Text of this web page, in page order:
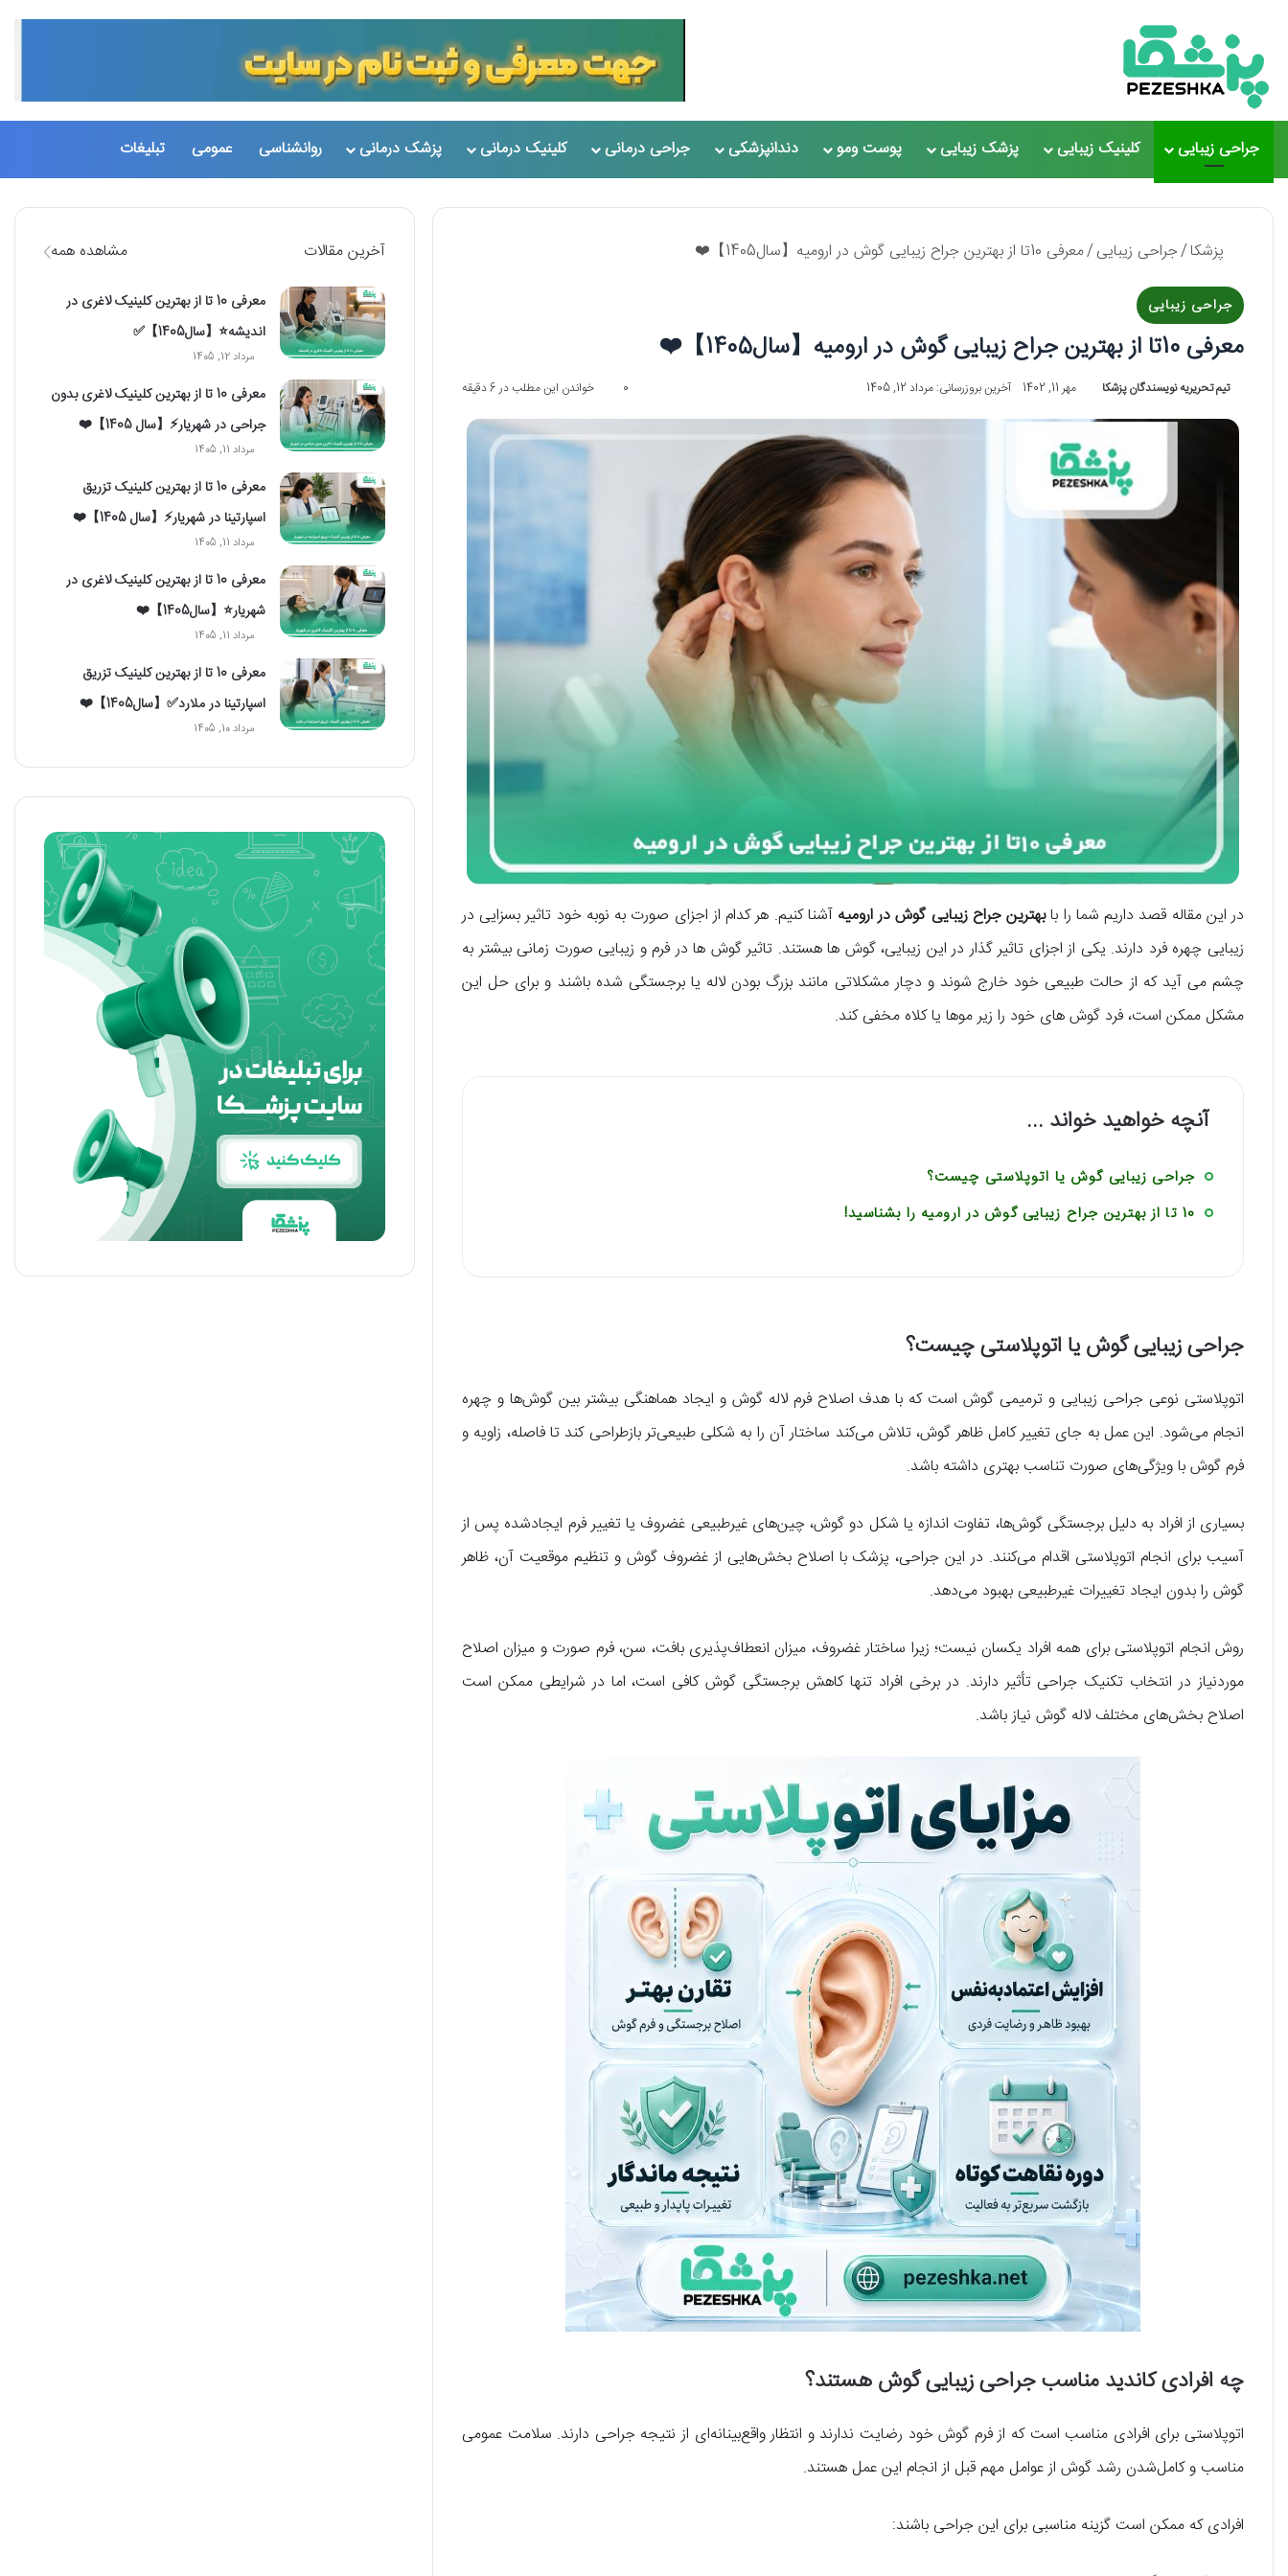
جراحی زیبایی کلینیک زیبایی پزشک زیبایی پوست ومو دندانپزشکی جراحی درمانی کلینیک درمانی پزشک درمانی روانشناسی عمومی تبلیغات
پزشکا/جراحی زیبایی/معرفی 10تا از بهترین جراح زیبایی گوش در ارومیه【سال1405】❤️
جراحی زیبایی
معرفی 10تا از بهترین جراح زیبایی گوش در ارومیه【سال1405】❤️
تیم تحریریه نویسندگان پزشکا مهر 11, 1402 آخرین بروزرسانی: مرداد 12, 1405 0 خواندن این مطلب در 6 دقیقه
در این مقاله قصد داریم شما را بابهترین جراح زیبایی گوش در ارومیه آشنا کنیم. هر کدام از اجزای صورت به نوبه خود تاثیر بسزایی در
زیبایی چهره فرد دارند. یکی از اجزای تاثیر گذار در این زیبایی، گوش ها هستند. تاثیر گوش ها در فرم و زیبایی صورت زمانی بیشتر به
چشم می آید که از حالت طبیعی خود خارج شوند و دچار مشکلاتی مانند بزرگ بودن لاله یا برجستگی شده باشند و برای حل این
مشکل ممکن است، فرد گوش های خود را زیر موها یا کلاه مخفی کند.
آنچه خواهید خواند ...
جراحی زیبایی گوش یا اتوپلاستی چیست؟
10 تا از بهترین جراح زیبایی گوش در ارومیه را بشناسید!
جراحی زیبایی گوش یا اتوپلاستی چیست؟
اتوپلاستی نوعی جراحی زیبایی و ترمیمی گوش است که با هدف اصلاح فرم لاله گوش و ایجاد هماهنگی بیشتر بین گوش‌ها و چهره
انجام می‌شود. این عمل به جای تغییر کامل ظاهر گوش، تلاش می‌کند ساختار آن را به شکلی طبیعی‌تر بازطراحی کند تا فاصله، زاویه و
فرم گوش با ویژگی‌های صورت تناسب بهتری داشته باشد.
بسیاری از افراد به دلیل برجستگی گوش‌ها، تفاوت اندازه یا شکل دو گوش، چین‌های غیرطبیعی غضروف یا تغییر فرم ایجادشده پس از
آسیب برای انجام اتوپلاستی اقدام می‌کنند. در این جراحی، پزشک با اصلاح بخش‌هایی از غضروف گوش و تنظیم موقعیت آن، ظاهر
گوش را بدون ایجاد تغییرات غیرطبیعی بهبود می‌دهد.
روش انجام اتوپلاستی برای همه افراد یکسان نیست؛ زیرا ساختار غضروف، میزان انعطاف‌پذیری بافت، سن، فرم صورت و میزان اصلاح
موردنیاز در انتخاب تکنیک جراحی تأثیر دارند. در برخی افراد تنها کاهش برجستگی گوش کافی است، اما در شرایطی ممکن است
اصلاح بخش‌های مختلف لاله گوش نیاز باشد.
چه افرادی کاندید مناسب جراحی زیبایی گوش هستند؟
اتوپلاستی برای افرادی مناسب است که از فرم گوش خود رضایت ندارند و انتظار واقع‌بینانه‌ای از نتیجه جراحی دارند. سلامت عمومی
مناسب و کامل‌شدن رشد گوش از عوامل مهم قبل از انجام این عمل هستند.
افرادی که ممکن است گزینه مناسبی برای این جراحی باشند:
آخرین مقالات مشاهده همه
معرفی 10 تا از بهترین کلینیک لاغری در
اندیشه⭐【سال1405】✅
مرداد 12, 1405
معرفی 10 تا از بهترین کلینیک لاغری بدون
جراحی در شهریار⚡【سال 1405】❤️
مرداد 11, 1405
معرفی 10 تا از بهترین کلینیک تزریق
اسپارتینا در شهریار⚡【سال 1405】❤️
مرداد 11, 1405
معرفی 10 تا از بهترین کلینیک لاغری در
شهریار⭐【سال1405】❤️
مرداد 11, 1405
معرفی 10 تا از بهترین کلینیک تزریق
اسپارتینا در ملارد✅【سال1405】❤️
مرداد 10, 1405